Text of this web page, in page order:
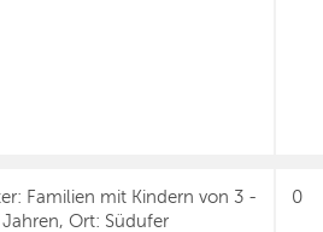
Familien mit Kindern von 3 -
Jahren, Ort: Südufer
0